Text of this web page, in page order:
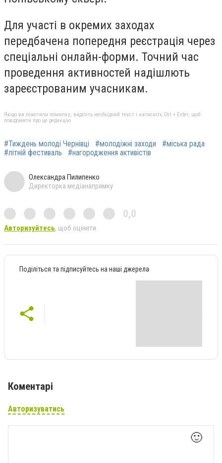
Для участі в окремих заходах
передбачена попередня реєстрація через
спеціальні онлайн-форми. Точний час
проведення активностей надішлють
зареєстрованим учасникам.
Якщо ви помітили помилку, виділіть необхідний текст і натисніть Ctrl + Enter, щоб
повідомити про це редакцію
#Тиждень молоді Чернівці #молодіжні заходи
#міська рада
#літній фестиваль
#нагородження активістів
Олександра Пилипенко
Директорка медіанапрямку
0,0
Авторизуйтесь, щоб оцінити
Поділіться та підписуйтесь на наші джерела
Коментарі
Авторизуватись
🙂